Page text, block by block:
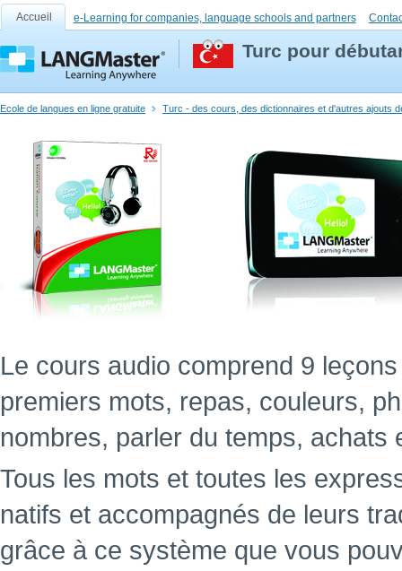
Accueil e-Learning for companies, language schools and partners
Turc pour
Ecole de langues en ligne gratuite Turc - des cours, des dictionnaires et d'autres ajouts
Le cours audio comprend 9
premiers mots, repas, couleurs,
nombres, parler du temps, achats
Tous les mots et toutes les
natifs et accompagnés de leurs
grâce à ce système que vous